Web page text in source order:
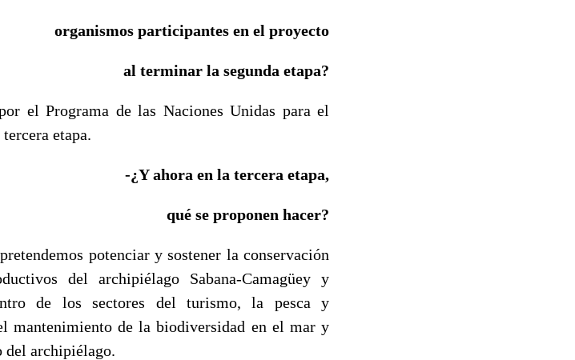
organismos participantes en el proyecto
al terminar la segunda etapa?
el Programa de las Naciones Unidas para el
etapa.
-¿Y ahora en la tercera etapa,
qué se proponen hacer?
potenciar y sostener la conservación
del archipiélago Sabana-Camagüey y
de los sectores del turismo, la pesca y
mantenimiento de la biodiversidad en el mar y
del archipiélago.